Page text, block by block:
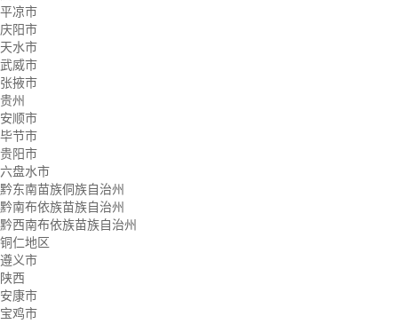
平凉市
庆阳市
天水市
武威市
张掖市
贵州
安顺市
毕节市
贵阳市
六盘水市
黔东南苗族侗族自治州
黔南布依族苗族自治州
黔西南布依族苗族自治州
铜仁地区
遵义市
陕西
安康市
宝鸡市